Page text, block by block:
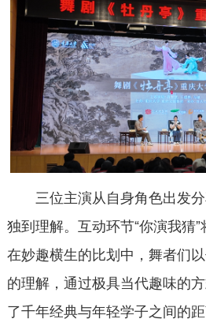
三位主演从自身角色出发
独到理解。互动环节“你演我猜”
在妙趣横生的比划中，舞者们
的理解，通过极具当代趣味的
了千年经典与年轻学子之间的